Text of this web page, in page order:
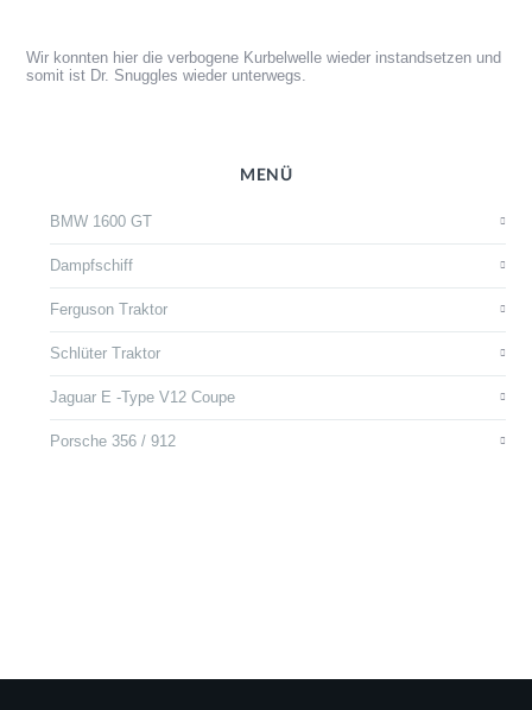
Wir konnten hier die verbogene Kurbelwelle wieder instandsetzen und
somit ist Dr. Snuggles wieder unterwegs.
MENÜ
BMW 1600 GT
Dampfschiff
Ferguson Traktor
Schlüter Traktor
Jaguar E -Type V12 Coupe
Porsche 356 / 912